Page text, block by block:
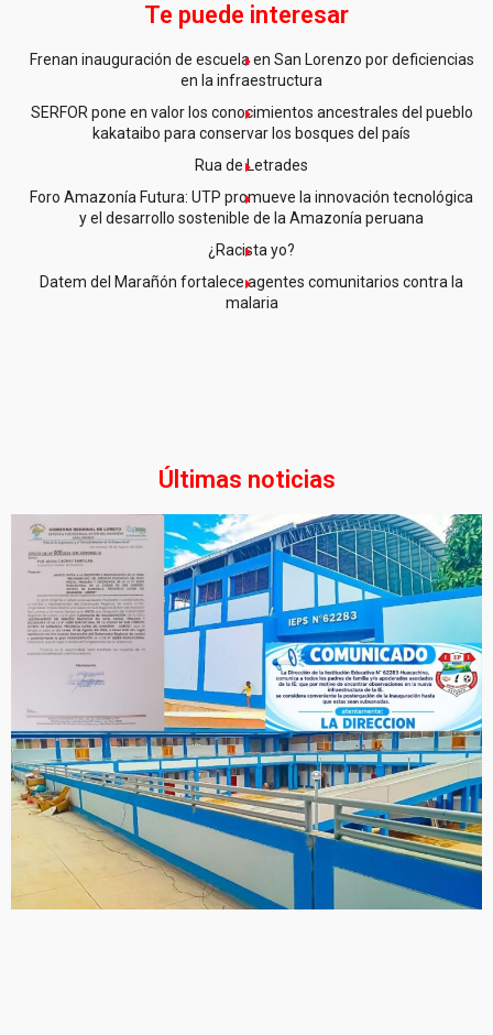
Te puede interesar
Frenan inauguración de escuela en San Lorenzo por deficiencias
en la infraestructura
SERFOR pone en valor los conocimientos ancestrales del pueblo
kakataibo para conservar los bosques del país
Rua de Letrades
Foro Amazonía Futura: UTP promueve la innovación tecnológica
y el desarrollo sostenible de la Amazonía peruana
¿Racista yo?
Datem del Marañón fortalece agentes comunitarios contra la
malaria
Últimas noticias